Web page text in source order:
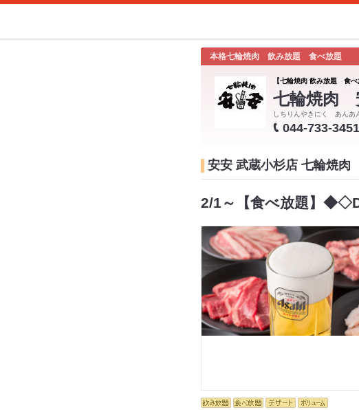
本格七輪焼肉 飲み放題 食べ放題
【七輪焼肉 飲み放題 食べ
七輪焼肉
しちりんやきにく あんあ
044-733-3451
安安 武蔵小杉店 七輪焼
2/1～【食べ放題】